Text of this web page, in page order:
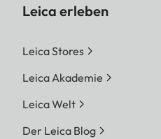
Leica erleben
Leica Stores
Leica Akademie
Leica Welt
Der Leica Blog